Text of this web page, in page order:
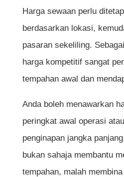
Harga sewaan perlu
berdasarkan lokasi,
pasaran sekeliling.
harga kompetitif sangat
tempahan awal dan
Anda boleh menawarkan
peringkat awal operasi
penginapan jangka
bukan sahaja membantu
tempahan, malah